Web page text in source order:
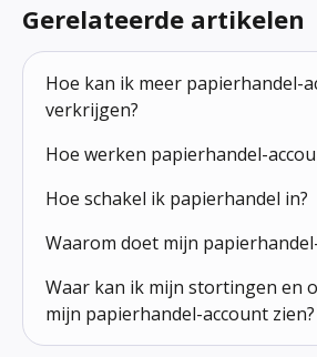
Gerelateerde artikelen
Hoe kan ik meer papierhandel-
verkrijgen?
Hoe werken papierhandel-
Hoe schakel ik papierhandel in?
Waarom doet mijn
Waar kan ik mijn stortingen en
mijn papierhandel-account zien?